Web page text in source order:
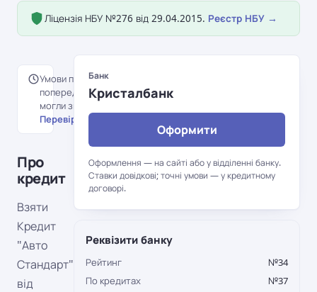
Ліцензія НБУ №276 від 29.04.2015. Реєстр НБУ →
Умови перенесені з
попередньої версії порталу й
могли змінитися.
Перевірити на сайті банку →
Про
кредит
Взяти
Кредит
"Авто
Стандарт"
від
Банк
Кристалбанк
Оформити
Оформлення — на сайті або у відділенні банку.
Ставки довідкові; точні умови — у кредитному
договорі.
Реквізити банку
Рейтинг
№34
По кредитах
№37